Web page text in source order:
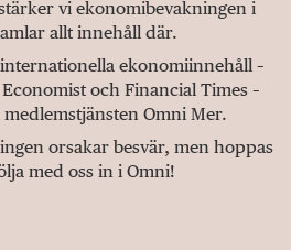
vi ekonomibevakningen i
allt innehåll där.
ekonomiinnehåll –
och Financial Times –
Omni Mer.
orsakar besvär, men hoppas
med oss in i Omni!